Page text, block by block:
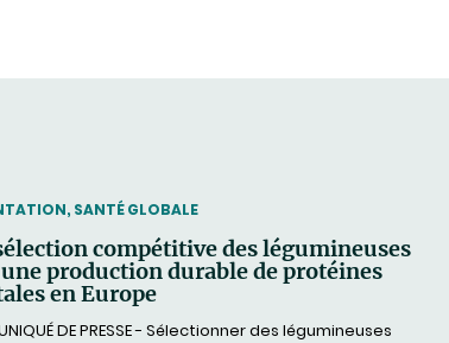
SANTÉ GLOBALE
compétitive des légumineuses
production durable de protéines
en Europe
DE PRESSE - Sélectionner des légumineuses